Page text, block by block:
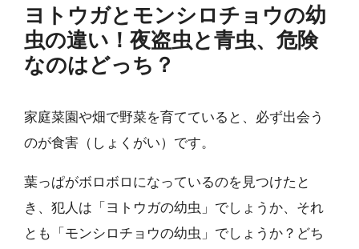
ヨトウガとモンシロチョウの幼
虫の違い！夜盗虫と青虫、危険
なのはどっち？
家庭菜園や畑で野菜を育てていると、必ず出会う
のが食害（しょくがい）です。
葉っぱがボロボロになっているのを見つけたと
き、犯人は「ヨトウガの幼虫」でしょうか、それ
とも「モンシロチョウの幼虫」でしょうか？どち